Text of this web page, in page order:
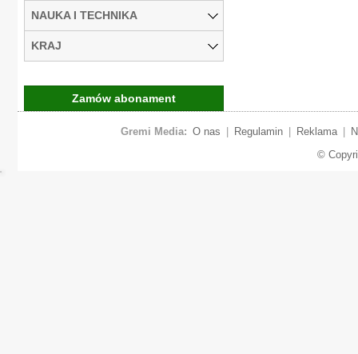
NAUKA I TECHNIKA
KRAJ
Zamów abonament
Gremi Media: O nas Regulamin Reklama
©